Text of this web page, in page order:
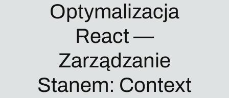
Optymalizacja
React —
Zarządzanie
Stanem: Context